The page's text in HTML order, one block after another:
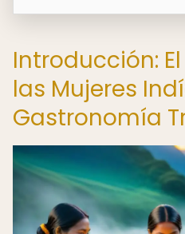
Introducción:
las Mujeres
Gastronomía